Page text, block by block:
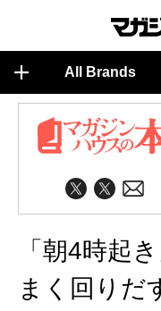
All Brands
「朝4時起
まく回りだ